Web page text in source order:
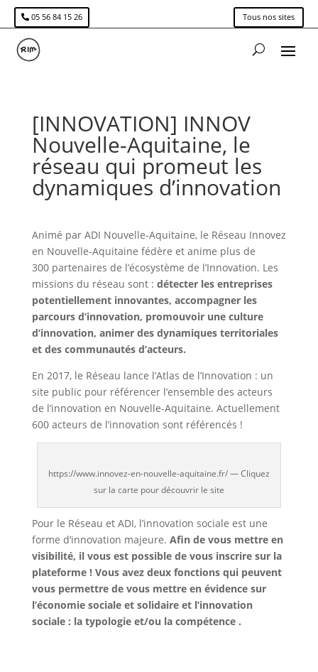
05 56 84 15 26 Tous nos sites
[INNOVATION] INNOV
Nouvelle-Aquitaine, le
réseau qui promeut les
dynamiques d’innovation
Animé par ADI Nouvelle-Aquitaine, le Réseau Innovez
en Nouvelle-Aquitaine fédère et anime plus de
300 partenaires de l’écosystème de l’Innovation. Les
missions du réseau sont : détecter les entreprises
potentiellement innovantes, accompagner les
parcours d’innovation, promouvoir une culture
d’innovation, animer des dynamiques territoriales
et des communautés d’acteurs.
En 2017, le Réseau lance l’Atlas de l’Innovation : un
site public pour référencer l’ensemble des acteurs
de l’innovation en Nouvelle-Aquitaine. Actuellement
600 acteurs de l’innovation sont référencés !
https://www.innovez-en-nouvelle-aquitaine.fr/ — Cliquez
sur la carte pour découvrir le site
Pour le Réseau et ADI, l’innovation sociale est une
forme d’innovation majeure. Afin de vous mettre en
visibilité, il vous est possible de vous inscrire sur la
plateforme ! Vous avez deux fonctions qui peuvent
vous permettre de vous mettre en évidence sur
l’économie sociale et solidaire et l’innovation
sociale : la typologie et/ou la compétence .